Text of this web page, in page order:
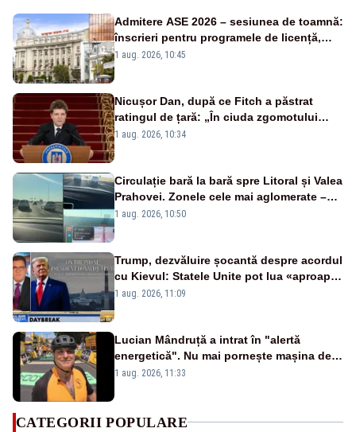
Admitere ASE 2026 – sesiunea de toamnă:
înscrieri pentru programele de licență,
masterat și doctorat
1 aug. 2026, 10:45
Nicușor Dan, după ce Fitch a păstrat
ratingul de țară: „În ciuda zgomotului
politic, România funcționează”
1 aug. 2026, 10:34
Circulație bară la bară spre Litoral și Valea
Prahovei. Zonele cele mai aglomerate –
INFOTRAFIC
1 aug. 2026, 10:50
Trump, dezvăluire șocantă despre acordul
cu Kievul: Statele Unite pot lua «aproape
tot ce vor» din minele Ucrainei”
1 aug. 2026, 11:09
Lucian Mândruță a intrat în "alertă
energetică". Nu mai pornește mașina de
spălat seara
1 aug. 2026, 11:33
CATEGORII POPULARE